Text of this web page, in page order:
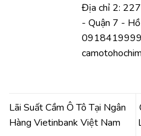
Địa chỉ 2:
- Quận 7 -
Lãi Suất Cầm Ô Tô Tại Ngân
Hàng Vietinbank Việt Nam